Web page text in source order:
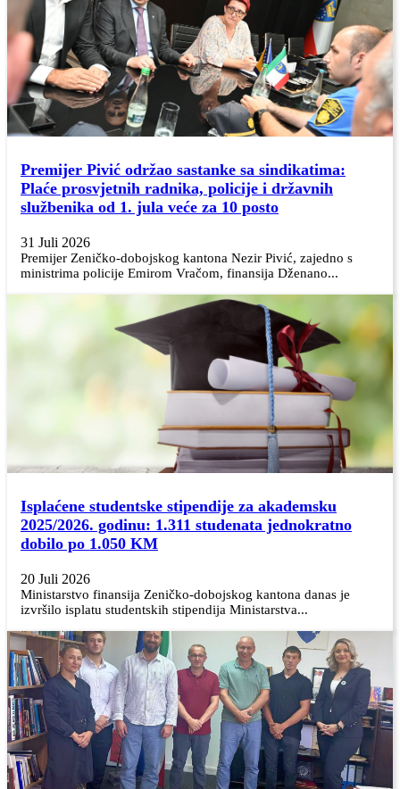
Premijer Pivić održao sastanke sa sindikatima:
Plaće prosvjetnih radnika, policije i državnih
službenika od 1. jula veće za 10 posto
31 Juli 2026
Premijer Zeničko-dobojskog kantona Nezir Pivić, zajedno s
ministrima policije Emirom Vračom, finansija Dženano...
Isplaćene studentske stipendije za akademsku
2025/2026. godinu: 1.311 studenata jednokratno
dobilo po 1.050 KM
20 Juli 2026
Ministarstvo finansija Zeničko-dobojskog kantona danas je
izvršilo isplatu studentskih stipendija Ministarstva...